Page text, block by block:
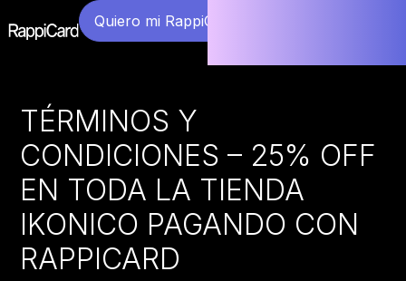
Quiero mi RappiCard
TÉRMINOS Y
CONDICIONES – 25% OFF
EN TODA LA TIENDA
IKONICO PAGANDO CON
RAPPICARD